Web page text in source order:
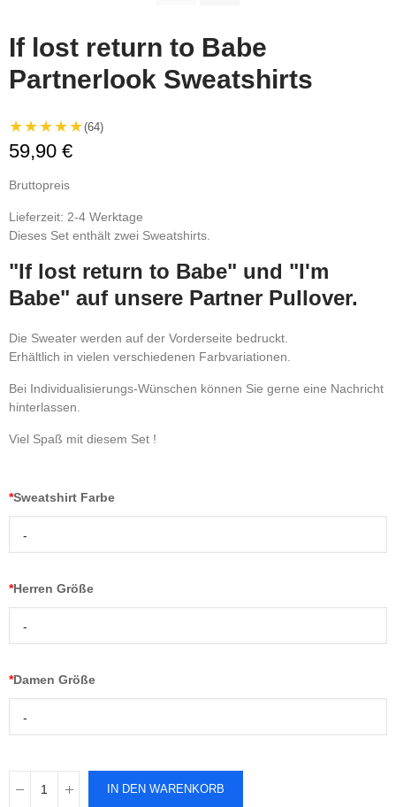
If lost return to Babe
Partnerlook Sweatshirts
★★★★★(64)
59,90 €
Bruttopreis
Lieferzeit: 2-4 Werktage
Dieses Set enthält zwei Sweatshirts.
"If lost return to Babe" und "I'm
Babe" auf unsere Partner Pullover.
Die Sweater werden auf der Vorderseite bedruckt.
Erhältlich in vielen verschiedenen Farbvariationen.
Bei Individualisierungs-Wünschen können Sie gerne eine Nachricht
hinterlassen.
Viel Spaß mit diesem Set !
*Sweatshirt Farbe
-
*Herren Größe
-
*Damen Größe
-
IN DEN WARENKORB